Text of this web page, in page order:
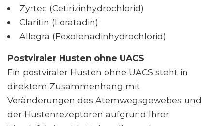
Zyrtec (Cetirizinhydrochlorid)
Claritin (Loratadin)
Allegra (Fexofenadinhydrochlorid)
Postviraler Husten ohne UACS
Ein postviraler Husten ohne UACS steht in
direktem Zusammenhang mit
Veränderungen des Atemwegsgewebes und
der Hustenrezeptoren aufgrund Ihrer